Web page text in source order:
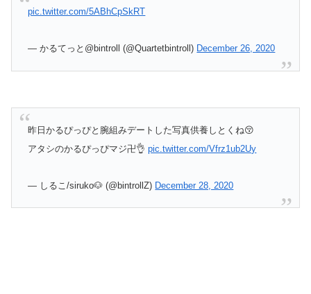
pic.twitter.com/5ABhCpSkRT
— かるてっと@bintroll (@Quartetbintroll) December 26, 2020
昨日かるぴっぴと腕組みデートした写真供養しとくね😚
アタシのかるぴっぴマジ卍👌pic.twitter.com/Vfrz1ub2Uy
— しるこ/siruko🐶 (@bintrollZ) December 28, 2020